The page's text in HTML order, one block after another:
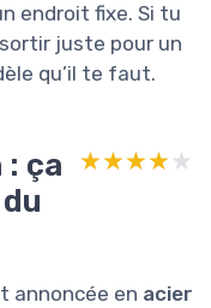
endroit fixe. Si tu
juste pour un
qu’il te faut.
ça
★★★★★
★★★★★
annoncée en acier